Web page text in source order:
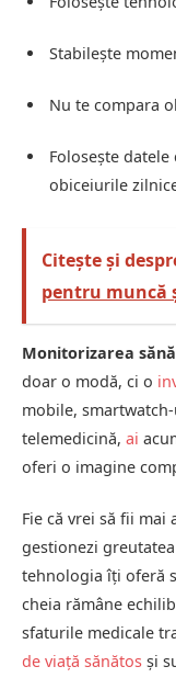
Stabilește
Nu te compara
Folosește
obiceiurile
Citește și
pentru muncă
Monitorizarea
doar o modă, ci o
mobile,
telemedicină, ai
oferi o imagine
Fie că vrei să fii mai
gestionezi
tehnologia îți oferă
cheia rămâne
sfaturile medicale
de viață sănătos și